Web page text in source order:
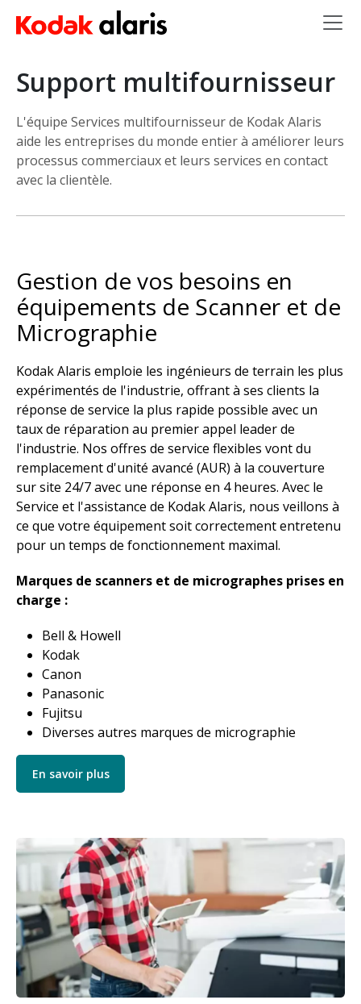
Skip to main content
Support multifournisseur
L'équipe Services multifournisseur de Kodak Alaris
aide les entreprises du monde entier à améliorer leurs
processus commerciaux et leurs services en contact
avec la clientèle.
Gestion de vos besoins en
équipements de Scanner et de
Micrographie
Kodak Alaris emploie les ingénieurs de terrain les plus
expérimentés de l'industrie, offrant à ses clients la
réponse de service la plus rapide possible avec un
taux de réparation au premier appel leader de
l'industrie. Nos offres de service flexibles vont du
remplacement d'unité avancé (AUR) à la couverture
sur site 24/7 avec une réponse en 4 heures. Avec le
Service et l'assistance de Kodak Alaris, nous veillons à
ce que votre équipement soit correctement entretenu
pour un temps de fonctionnement maximal.
Marques de scanners et de micrographes prises en
charge :
Bell & Howell
Kodak
Canon
Panasonic
Fujitsu
Diverses autres marques de micrographie
En savoir plus
Image